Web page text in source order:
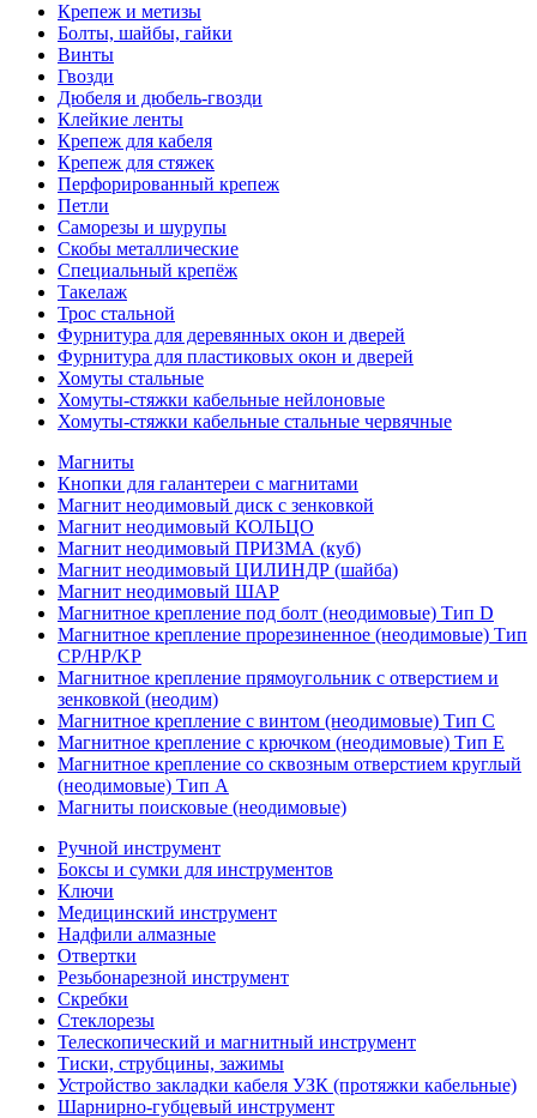
Крепеж и метизы
Болты, шайбы, гайки
Винты
Гвозди
Дюбеля и дюбель-гвозди
Клейкие ленты
Крепеж для кабеля
Крепеж для стяжек
Перфорированный крепеж
Петли
Саморезы и шурупы
Скобы металлические
Специальный крепёж
Такелаж
Трос стальной
Фурнитура для деревянных окон и дверей
Фурнитура для пластиковых окон и дверей
Хомуты стальные
Хомуты-стяжки кабельные нейлоновые
Хомуты-стяжки кабельные стальные червячные
Магниты
Кнопки для галантереи с магнитами
Магнит неодимовый диск с зенковкой
Магнит неодимовый КОЛЬЦО
Магнит неодимовый ПРИЗМА (куб)
Магнит неодимовый ЦИЛИНДР (шайба)
Магнит неодимовый ШАР
Магнитное крепление под болт (неодимовые) Тип D
Магнитное крепление прорезиненное (неодимовые) Тип
CP/HP/KP
Магнитное крепление прямоугольник с отверстием и
зенковкой (неодим)
Магнитное крепление с винтом (неодимовые) Тип С
Магнитное крепление с крючком (неодимовые) Тип Е
Магнитное крепление со сквозным отверстием круглый
(неодимовые) Тип А
Магниты поисковые (неодимовые)
Ручной инструмент
Боксы и сумки для инструментов
Ключи
Медицинский инструмент
Надфили алмазные
Отвертки
Резьбонарезной инструмент
Скребки
Стеклорезы
Телескопический и магнитный инструмент
Тиски, струбцины, зажимы
Устройство закладки кабеля УЗК (протяжки кабельные)
Шарнирно-губцевый инструмент